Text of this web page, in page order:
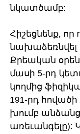
նկատծամբ:
Հիշեցնենք,
նախաձեռնվել
Քրեական
մասի 5-րդ
կողմից
191-րդ
խումբ
առեւանգելը):